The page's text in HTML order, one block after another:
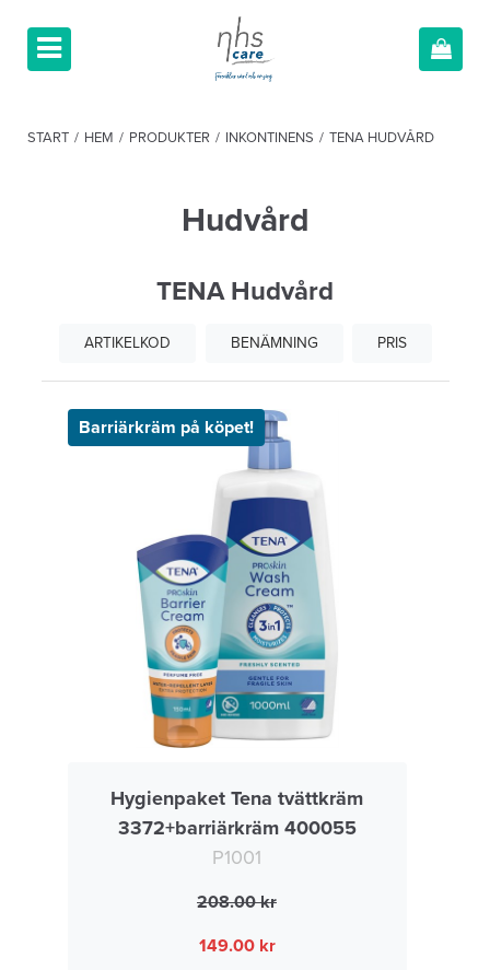
START / HEM / PRODUKTER / INKONTINENS / TENA HUDVÅRD
Hudvård
TENA Hudvård
ARTIKELKOD BENÄMNING PRIS
Barriärkräm på köpet!
Hygienpaket Tena tvättkräm
3372+barriärkräm 400055
P1001
149.00
208.00